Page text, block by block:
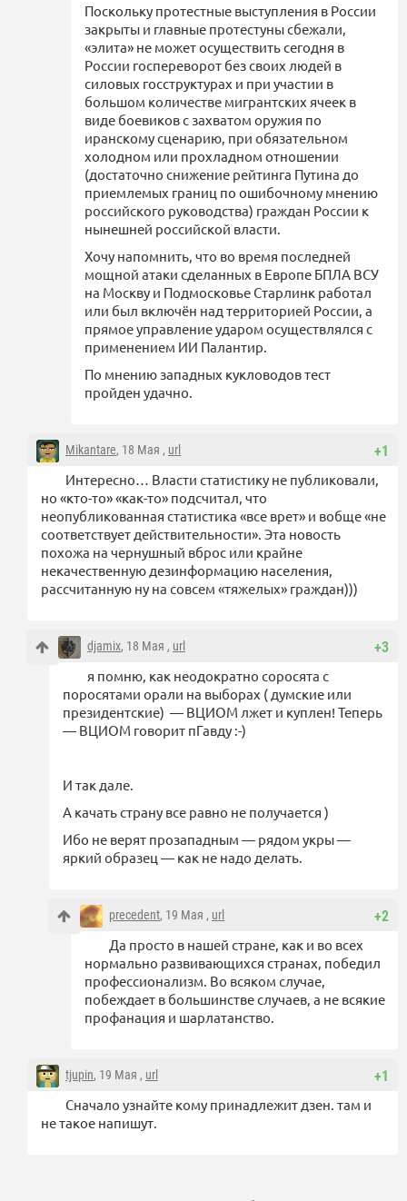
Поскольку протестные выступления в России
закрыты и главные протестуны сбежали,
«элита» не может осуществить сегодня в
России госпереворот без своих людей в
силовых госструктурах и при участии в
большом количестве мигрантских ячеек в
виде боевиков с захватом оружия по
иранскому сценарию, при обязательном
холодном или прохладном отношении
(достаточно снижение рейтинга Путина до
приемлемых границ по ошибочному мнению
российского руководства) граждан России к
нынешней российской власти.
Хочу напомнить, что во время последней
мощной атаки сделанных в Европе БПЛА ВСУ
на Москву и Подмосковье Старлинк работал
или был включён над территорией России, а
прямое управление ударом осуществлялся с
применением ИИ Палантир.
По мнению западных кукловодов тест
пройден удачно.
+1
Mikantare, 18 Мая , url
Интересно… Власти статистику не публиковали,
но «кто-то» «как-то» подсчитал, что
неопубликованная статистика «все врет» и вобще «не
соответствует действительности». Эта новость
похожа на чернушный вброс или крайне
некачественную дезинформацию населения,
рассчитанную ну на совсем «тяжелых» граждан)))
+3
djamix, 18 Мая , url
я помню, как неодократно соросята с
поросятами орали на выборах ( думские или
президентские) — ВЦИОМ лжет и куплен! Теперь
— ВЦИОМ говорит пГавду :-)
И так дале.
А качать страну все равно не получается )
Ибо не верят прозападным — рядом укры —
яркий образец — как не надо делать.
+2
precedent, 19 Мая , url
Да просто в нашей стране, как и во всех
нормально развивающихся странах, победил
профессионализм. Во всяком случае,
побеждает в большинстве случаев, а не всякие
профанация и шарлатанство.
+1
tjupin, 19 Мая , url
Сначало узнайте кому принадлежит дзен. там и
не такое напишут.